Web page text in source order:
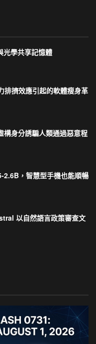
學共享記憶體
排擠效應引起的軟體瘦身革
身分誘騙人類通過惡意程
，智慧型手機也能順暢
以自然語言政策審查文